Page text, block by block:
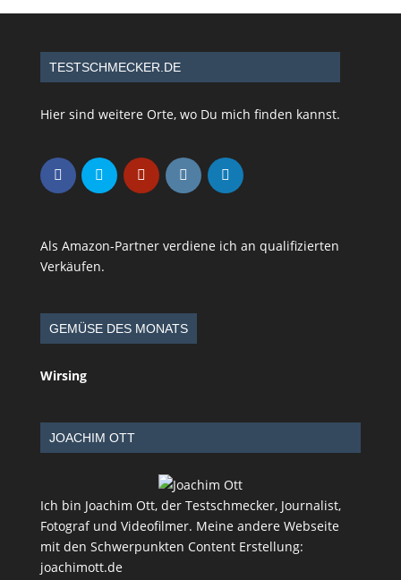
TESTSCHMECKER.DE
Hier sind weitere Orte, wo Du mich finden kannst.
Als Amazon-Partner verdiene ich an qualifizierten
Verkäufen.
GEMÜSE DES MONATS
Wirsing
JOACHIM OTT
Ich bin Joachim Ott, der Testschmecker, Journalist,
Fotograf und Videofilmer. Meine andere Webseite
mit den Schwerpunkten Content Erstellung:
joachimott.de